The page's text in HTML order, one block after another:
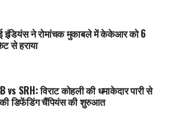
इंडियंस ने रोमांचक मुकाबले में केकेआर को 6
से हराया
vs SRH: विराट कोहली की धमाकेदार पारी से
डिफेंडिंग चैंपियंस की शुरुआत